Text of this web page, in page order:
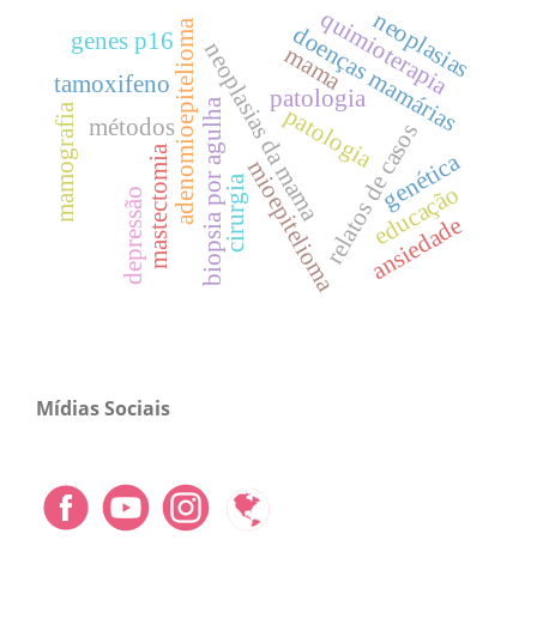
adenomioepitelioma
mioepiteliomarelatos de casos
neoplasias da mamapatologia
métodos
patologia
biopsia por agulha
doenças mamárias
mastectomia
mama
tamoxifeno quimioterapia
genes p16
genética
cirurgia educação
neoplasias
mamografia
depressão ansiedade
Mídias Sociais